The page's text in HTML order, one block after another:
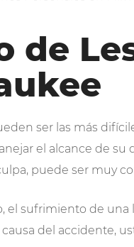
de
ser las más
el alcance de su
puede ser muy
el sufrimiento de
del accidente,